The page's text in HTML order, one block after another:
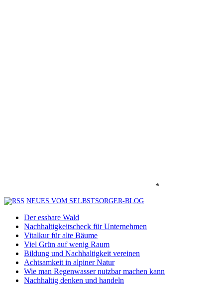
*
NEUES VOM SELBSTSORGER-BLOG
Der essbare Wald
Nachhaltigkeitscheck für Unternehmen
Vitalkur für alte Bäume
Viel Grün auf wenig Raum
Bildung und Nachhaltigkeit vereinen
Achtsamkeit in alpiner Natur
Wie man Regenwasser nutzbar machen kann
Nachhaltig denken und handeln